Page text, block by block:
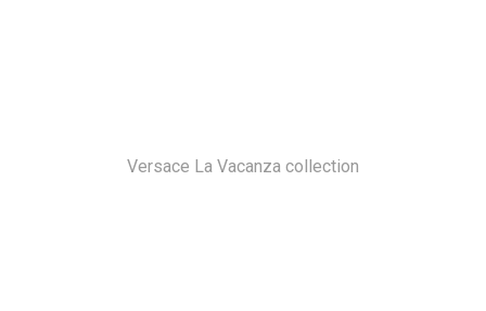
Versace La Vacanza collection